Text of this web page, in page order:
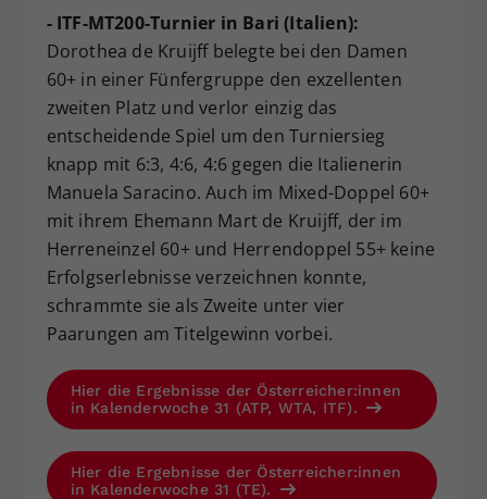
- ITF-MT200-Turnier in Bari (Italien):
Dorothea de Kruijff belegte bei den Damen
60+ in einer Fünfergruppe den exzellenten
zweiten Platz und verlor einzig das
entscheidende Spiel um den Turniersieg
knapp mit 6:3, 4:6, 4:6 gegen die Italienerin
Manuela Saracino. Auch im Mixed-Doppel 60+
mit ihrem Ehemann Mart de Kruijff, der im
Herreneinzel 60+ und Herrendoppel 55+ keine
Erfolgserlebnisse verzeichnen konnte,
schrammte sie als Zweite unter vier
Paarungen am Titelgewinn vorbei.
Hier die Ergebnisse der Österreicher:innen
in Kalenderwoche 31 (ATP, WTA, ITF).
Hier die Ergebnisse der Österreicher:innen
in Kalenderwoche 31 (TE).